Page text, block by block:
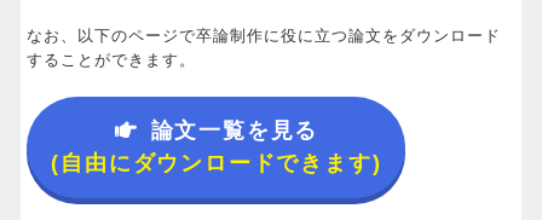
なお、以下のページで卒論制作に役に立つ論文をダウンロード
することができます。
論文一覧を見る
(自由にダウンロードできます)